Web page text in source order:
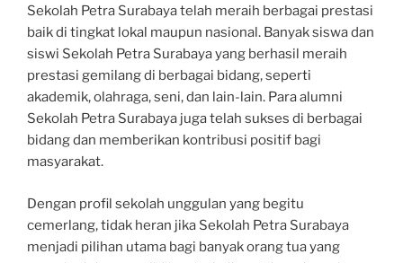
Sekolah Petra Surabaya telah meraih berbagai prestasi
baik di tingkat lokal maupun nasional. Banyak siswa dan
siswi Sekolah Petra Surabaya yang berhasil meraih
prestasi gemilang di berbagai bidang, seperti
akademik, olahraga, seni, dan lain-lain. Para alumni
Sekolah Petra Surabaya juga telah sukses di berbagai
bidang dan memberikan kontribusi positif bagi
masyarakat.
Dengan profil sekolah unggulan yang begitu
cemerlang, tidak heran jika Sekolah Petra Surabaya
menjadi pilihan utama bagi banyak orang tua yang